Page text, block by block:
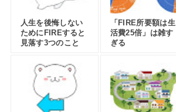
人生を後悔しない
ためにFIREすると
見落す3つのこと
「FIRE所要額は生
活費25倍」は雑す
ぎる